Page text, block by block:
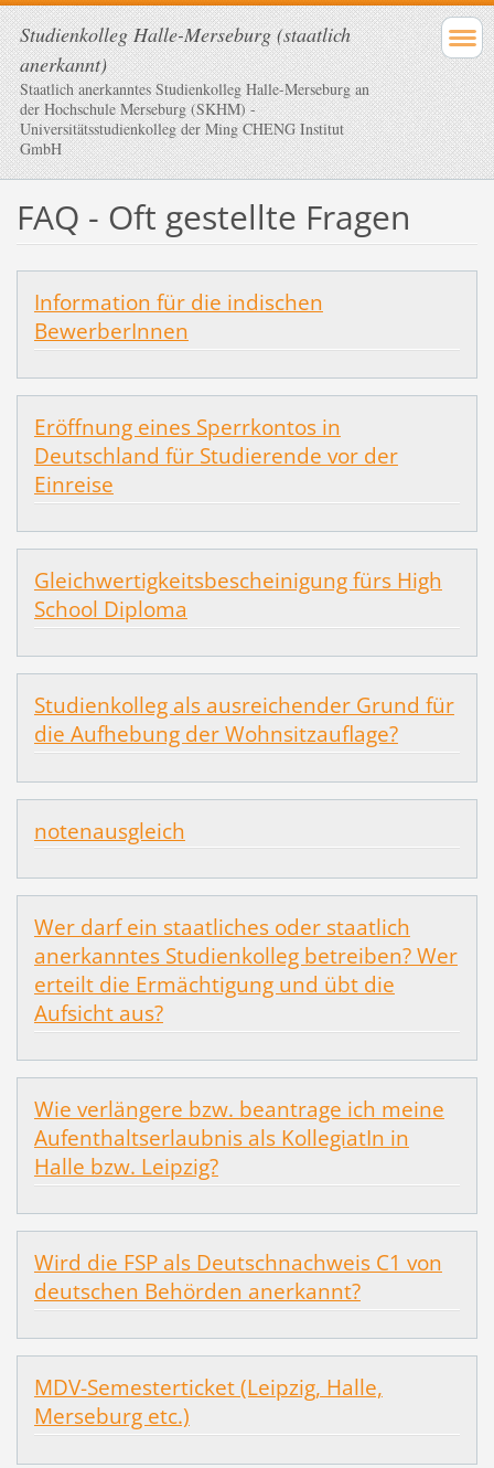
Studienkolleg Halle-Merseburg (staatlich
anerkannt)
Staatlich anerkanntes Studienkolleg Halle-Merseburg an
der Hochschule Merseburg (SKHM) -
Universitätsstudienkolleg der Ming CHENG Institut
GmbH
FAQ - Oft gestellte Fragen
Information für die indischen
BewerberInnen
Eröffnung eines Sperrkontos in
Deutschland für Studierende vor der
Einreise
Gleichwertigkeitsbescheinigung fürs High
School Diploma
Studienkolleg als ausreichender Grund für
die Aufhebung der Wohnsitzauflage?
notenausgleich
Wer darf ein staatliches oder staatlich
anerkanntes Studienkolleg betreiben? Wer
erteilt die Ermächtigung und übt die
Aufsicht aus?
Wie verlängere bzw. beantrage ich meine
Aufenthaltserlaubnis als KollegiatIn in
Halle bzw. Leipzig?
Wird die FSP als Deutschnachweis C1 von
deutschen Behörden anerkannt?
MDV-Semesterticket (Leipzig, Halle,
Merseburg etc.)